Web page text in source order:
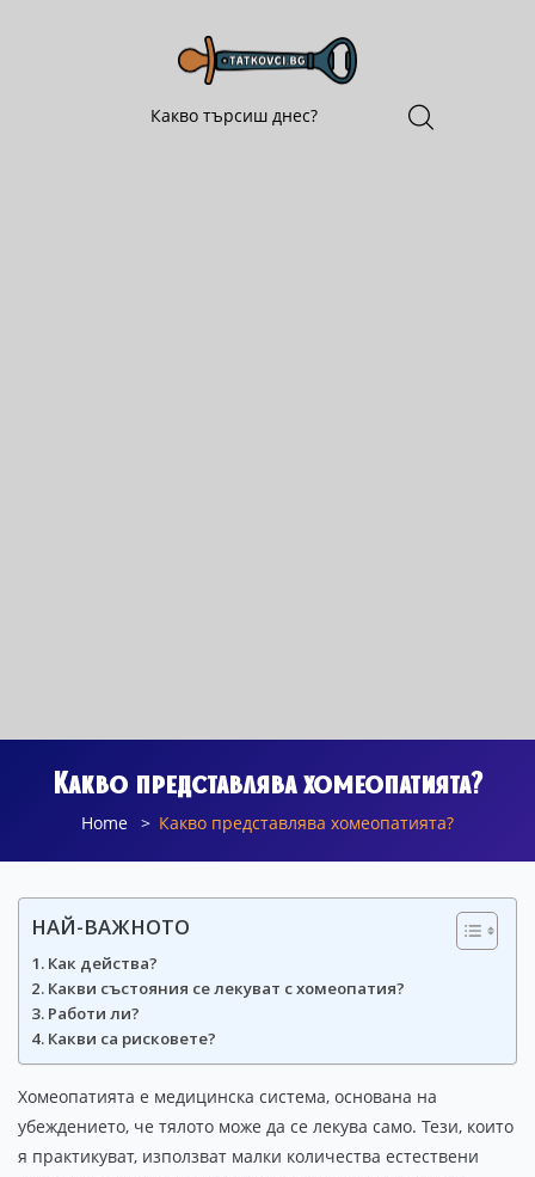
Какво представлява хомеопатията?
Home Какво представлява хомеопатията?
НАЙ-ВАЖНОТО
Как действа?
Какви състояния се лекуват с хомеопатия?
Работи ли?
Какви са рисковете?
Хомеопатията е медицинска система, основана на
убеждението, че тялото може да се лекува само. Тези, които
я практикуват, използват малки количества естествени